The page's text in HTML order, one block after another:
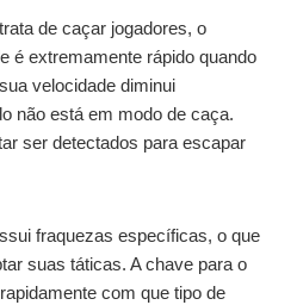
de caçar jogadores, o
é extremamente rápido quando
velocidade diminui
não está em modo de caça.
ser detectados para escapar
fraquezas específicas, o que
suas táticas. A chave para o
com que tipo de